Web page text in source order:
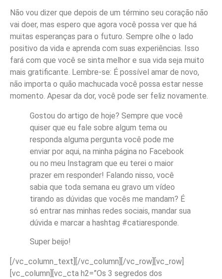
Não vou dizer que depois de um término seu coração não
vai doer, mas espero que agora você possa ver que há
muitas esperanças para o futuro. Sempre olhe o lado
positivo da vida e aprenda com suas experiências. Isso
fará com que você se sinta melhor e sua vida seja muito
mais gratificante. Lembre-se: É possível amar de novo,
não importa o quão machucada você possa estar nesse
momento. Apesar da dor, você pode ser feliz novamente.
Gostou do artigo de hoje? Sempre que você
quiser que eu fale sobre algum tema ou
responda alguma pergunta você pode me
enviar por aqui, na minha página no Facebook
ou no meu Instagram que eu terei o maior
prazer em responder! Falando nisso, você
sabia que toda semana eu gravo um vídeo
tirando as dúvidas que vocês me mandam? É
só entrar nas minhas redes sociais, mandar sua
dúvida e marcar a hashtag #catiaresponde.
Super beijo!
[/vc_column_text][/vc_column][/vc_row][vc_row]
[vc_column][vc_cta h2=”Os 3 segredos dos